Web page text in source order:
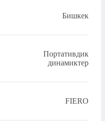
Бишкек
Портативдик
динамиктер
FIERO